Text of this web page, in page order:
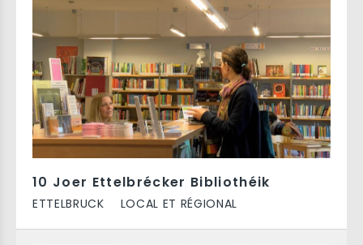
10 Joer Ettelbrécker Bibliothéik
ETTELBRUCK LOCAL ET RÉGIONAL